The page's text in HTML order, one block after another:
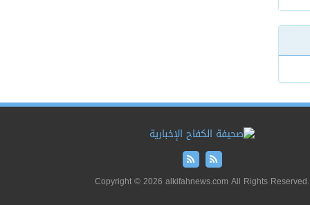
Copyright © 2026 alkifahnews.com All Rights Reserved.